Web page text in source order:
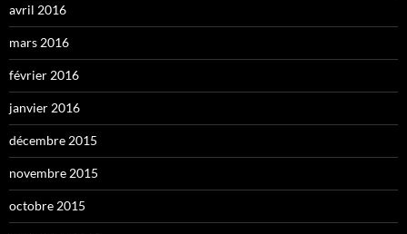
avril 2016
mars 2016
février 2016
janvier 2016
décembre 2015
novembre 2015
octobre 2015